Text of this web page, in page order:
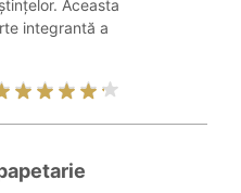
Aceasta
integrantă a